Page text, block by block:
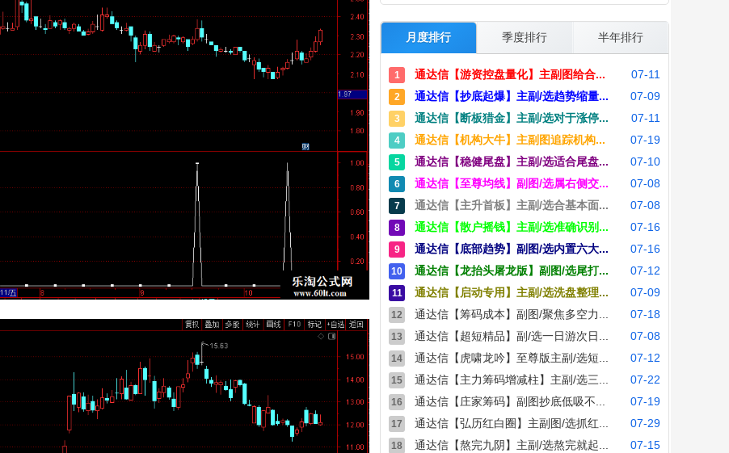
月度排行 季度排行 半年排行
1 通达信【游资控盘量化】主副图给合... 07-11
2 通达信【抄底起爆】主副/选趋势缩量... 07-09
3 通达信【断板猎金】主副/选对于涨停... 07-11
4 通达信【机构大牛】主副图追踪机构... 07-19
5 通达信【稳健尾盘】主副/选适合尾盘... 07-10
6 通达信【至尊均线】副图/选属右侧交... 07-08
7 通达信【主升首板】主副/选合基本面... 07-08
8 通达信【散户摇钱】主副/选准确识别... 07-16
9 通达信【底部趋势】副图/选内置六大... 07-16
10 通达信【龙抬头屠龙版】副图/选尾打... 07-12
11 通达信【启动专用】主副/选洗盘整理... 07-09
12 通达信【筹码成本】副图/聚焦多空力... 07-18
13 通达信【超短精品】副/选一日游次日... 07-08
14 通达信【虎啸龙吟】至尊版主副/选短... 07-12
15 通达信【主力筹码增减柱】主副/选三... 07-22
16 通达信【庄家筹码】副图抄底低吸不... 07-19
17 通达信【弘历红白圈】主副图/选抓红... 07-29
18 通达信【熬完九阴】主副/选熬完就起... 07-15